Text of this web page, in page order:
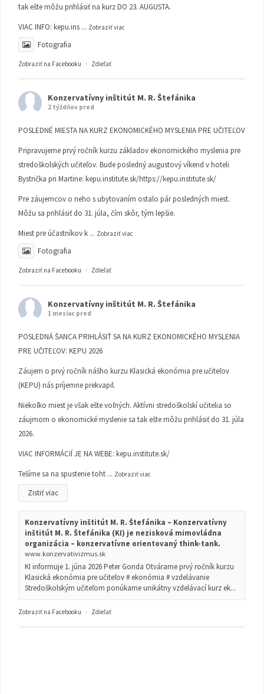
tak ešte môžu prihlásiť na kurz DO 23. AUGUSTA.
VIAC INFO: kepu.ins ... Zobraziť viac
Fotografia
Zobraziť na Facebooku · Zdieľať
Konzervatívny inštitút M. R. Štefánika
2 týždňov pred
POSLEDNÉ MIESTA NA KURZ EKONOMICKÉHO MYSLENIA PRE UČITEĽOV
Pripravujeme prvý ročník kurzu základov ekonomického myslenia pre
stredoškolských učiteľov. Bude posledný augustový víkend v hoteli
Bystrička pri Martine: kepu.institute.sk/https://kepu.institute.sk/
Pre záujemcov o neho s ubytovaním ostalo pár posledných miest.
Môžu sa prihlásiť do 31. júla, čím skôr, tým lepšie.
Miest pre účastníkov k ... Zobraziť viac
Fotografia
Zobraziť na Facebooku · Zdieľať
Konzervatívny inštitút M. R. Štefánika
1 mesiac pred
POSLEDNÁ ŠANCA PRIHLÁSIŤ SA NA KURZ EKONOMICKÉHO MYSLENIA
PRE UČITEĽOV: KEPU 2026
Záujem o prvý ročník nášho kurzu Klasická ekonómia pre učiteľov
(KEPU) nás príjemne prekvapil.
Niekoľko miest je však ešte voľných. Aktívni stredoškolskí učitelia so
záujmom o ekonomické myslenie sa tak ešte môžu prihlásiť do 31. júla
2026.
VIAC INFORMÁCIÍ JE NA WEBE: kepu.institute.sk/
Tešíme sa na spustenie toht ... Zobraziť viac
Zistiť viac
Konzervatívny inštitút M. R. Štefánika – Konzervatívny
inštitút M. R. Štefánika (KI) je nezisková mimovládna
organizácia – konzervatívne orientovaný think-tank.
www.konzervativizmus.sk
KI informuje 1. júna 2026 Peter Gonda Otvárame prvý ročník kurzu
Klasická ekonómia pre učiteľov # ekonómia # vzdelávanie
Stredoškolským učiteľom ponúkame unikátny vzdelávací kurz ek...
Zobraziť na Facebooku · Zdieľať